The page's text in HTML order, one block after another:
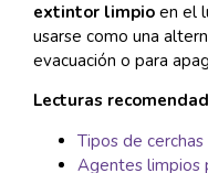
extintor limpio en el
usarse como una
evacuación o para
Lecturas
Tipos de
Agentes limpios